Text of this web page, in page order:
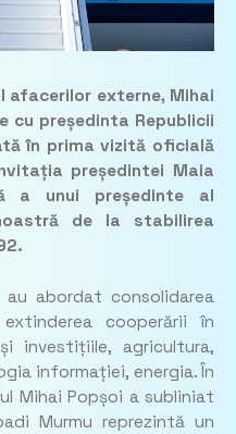
afacerilor externe, Mihai
cu președinta Republicii
în prima vizită oficială
președintei Maia
a unui președinte al
de la stabilirea
abordat consolidarea
cooperării în
investițiile, agricultura,
informației, energia. În
Mihai Popșoi a subliniat
Murmu reprezintă un